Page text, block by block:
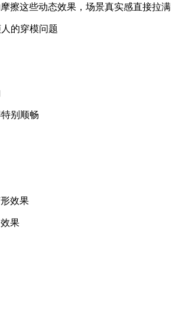
物摩擦这些动态效果，场景真实感直接拉满
人的穿模问题
别顺畅
形效果
效果